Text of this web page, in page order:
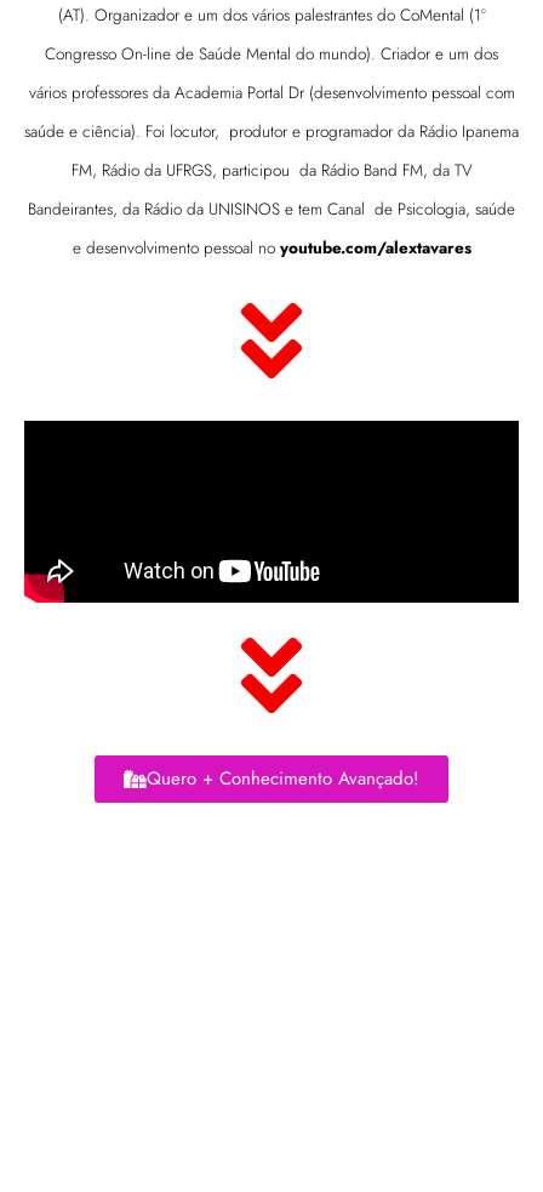
(AT). Organizador e um dos vários palestrantes do CoMental (1º
Congresso On-line de Saúde Mental do mundo). Criador e um dos
vários professores da Academia Portal Dr (desenvolvimento pessoal com
saúde e ciência). Foi locutor, produtor e programador da Rádio Ipanema
FM, Rádio da UFRGS, participou da Rádio Band FM, da TV
Bandeirantes, da Rádio da UNISINOS e tem Canal de Psicologia, saúde
e desenvolvimento pessoal no youtube.com/alextavares
Quero + Conhecimento Avançado!